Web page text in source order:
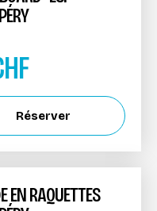
Réserver
EN RAQUETTES